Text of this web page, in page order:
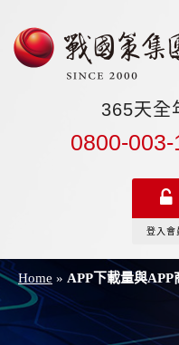
365天全
0800-003-
登入會
Home » APP下載量與